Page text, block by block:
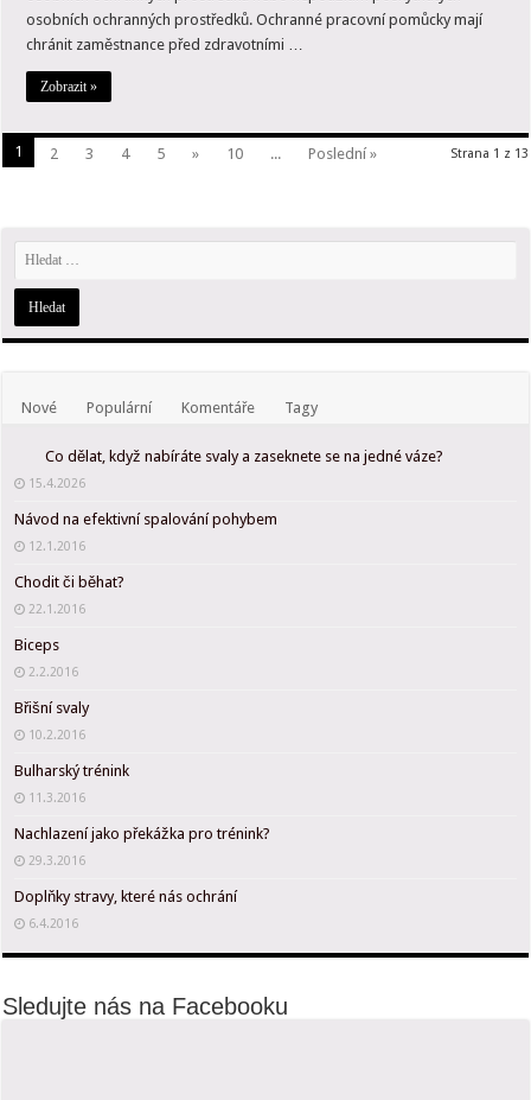
význam
osobních ochranných prostředků. Ochranné pracovní pomůcky mají
chránit zaměstnance před zdravotními …
Zobrazit »
Strana 1 z 13
1 2 3 4 5 » 10 ... Poslední »
Nové Populární Komentáře Tagy
Co dělat, když nabíráte svaly a zaseknete se na jedné váze?
15.4.2026
Návod na efektivní spalování pohybem
12.1.2016
Chodit či běhat?
22.1.2016
Biceps
2.2.2016
Břišní svaly
10.2.2016
Bulharský trénink
11.3.2016
Nachlazení jako překážka pro trénink?
29.3.2016
Doplňky stravy, které nás ochrání
6.4.2016
Sledujte nás na Facebooku